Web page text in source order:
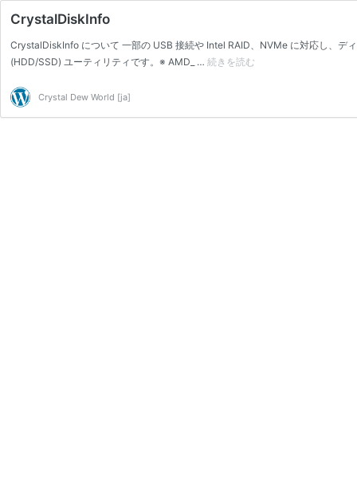
CrystalDiskInfo
CrystalDiskInfo について 一部の USB 接続や Intel RAID、NVMe に対応し、デ
(HDD/SSD) ユーティリティです。※ AMD_ … 続きを読む
Crystal Dew World [ja]